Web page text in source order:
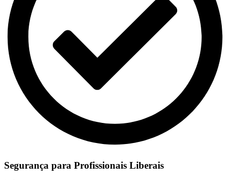
Segurança para Profissionais Liberais